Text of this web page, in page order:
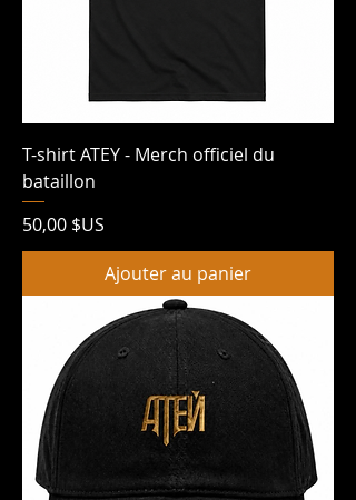
T-shirt ATEY - Merch officiel du
bataillon
Prix
50,00 $US
Ajouter au panier